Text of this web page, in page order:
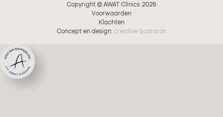
Copyright © AWAT Clinics 2026
Voorwaarden
Klachten
Concept en design: creative bastards